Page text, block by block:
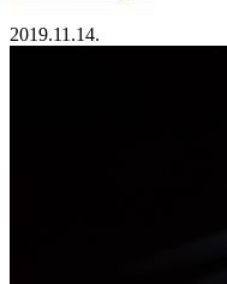
2019.11.14.